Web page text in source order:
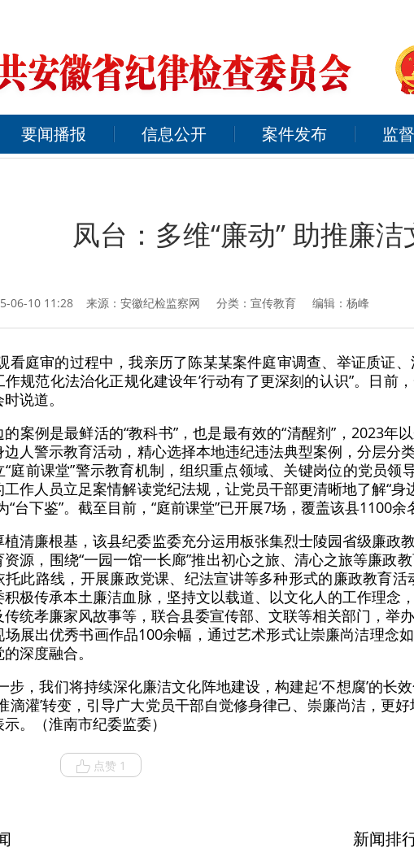
要闻播报 信息公开 案件发布 监
凤台：多维“廉动” 助推廉
06-10 11:28 来源： 安徽纪检监察网 分类：宣传教育 编辑：杨峰
看庭审的过程中，我亲历了陈某某案件庭审调查、举证质证
作规范化法治化正规化建设年’行动有了更深刻的认识”。日前
说道。
的案例是最鲜活的“教科书”，也是最有效的“清醒剂”，2023年
边人警示教育活动，精心选择本地违纪违法典型案例，分层分
“庭前课堂”警示教育机制，组织重点领域、关键岗位的党员领
作人员立足案情解读党纪法规，让党员干部更清晰地了解“身
“台下鉴”。截至目前，“庭前课堂”已开展7场，覆盖该县1100余
植清廉根基，该县纪委监委充分运用板张集烈士陵园省级廉政
资源，围绕“一园一馆一长廊”推出初心之旅、清心之旅等廉政
托此路线，开展廉政党课、纪法宣讲等多种形式的廉政教育
积极传承本土廉洁血脉，坚持文以载道、以文化人的工作理念
传统孝廉家风故事等，联合县委宣传部、文联等相关部门，举
场展出优秀书画作品100余幅，通过艺术形式让崇廉尚洁理念
深度融合。
步，我们将持续深化廉洁文化阵地建设，构建起‘不想腐’的长
准滴灌’转变，引导广大党员干部自觉修身律己、崇廉尚洁，更
。（淮南市纪委监委）
点赞 1
新闻排